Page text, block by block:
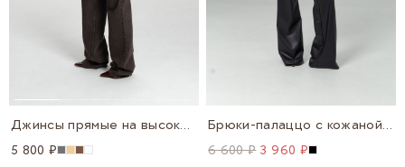
Джинсы прямые на высокой посадке
5 800 ₽
Брюки-палаццо с кожаной вставкой
6 600 ₽ 3 960 ₽